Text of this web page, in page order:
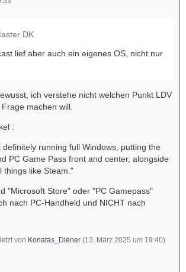
DK
lief aber auch ein eigenes OS, nicht nur
ich verstehe nicht welchen Punkt LDV
machen will.
:
definitely running full Windows, putting the
PC Game Pass front and center, alongside
things like Steam."
"Microsoft Store" oder "PC Gamepass"
nach PC-Handheld und NICHT nach
von Konatas_Diener (13. März 2025 um 19:40)